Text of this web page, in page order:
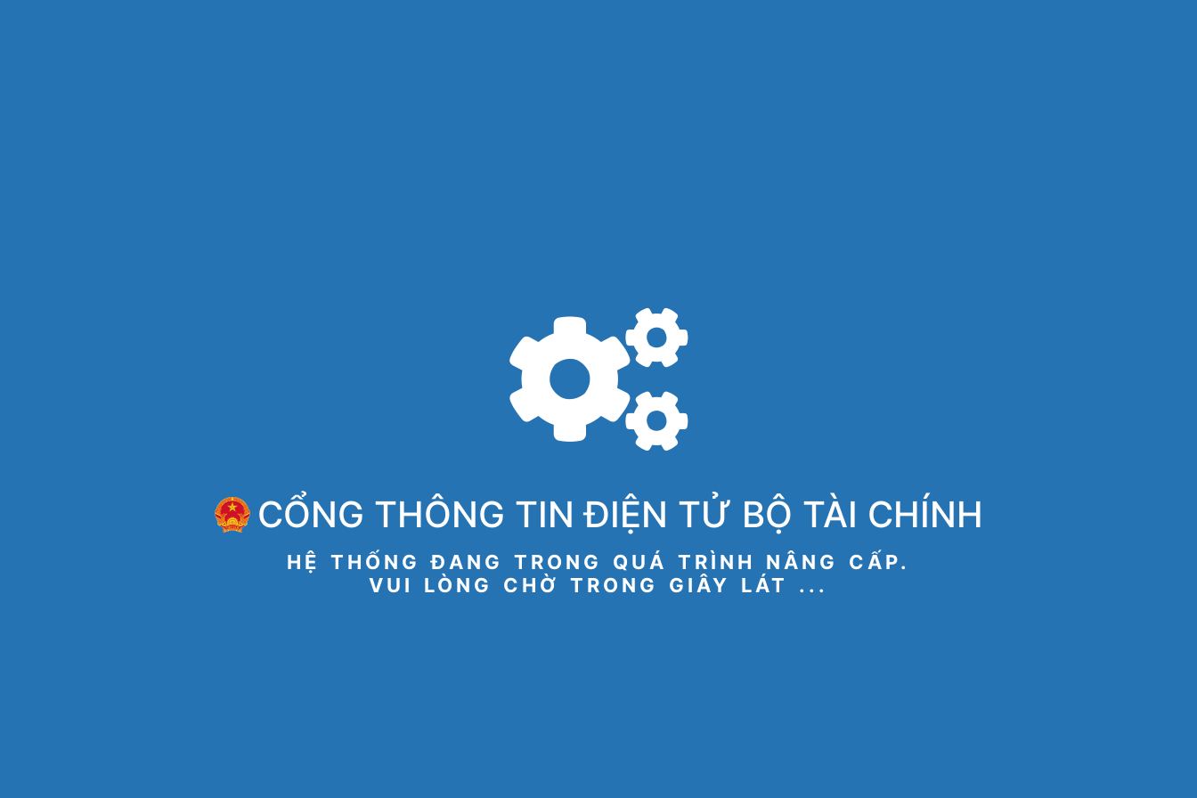
CỔNG THÔNG TIN ĐIỆN TỬ BỘ TÀI CHÍNH
HỆ THỐNG ĐANG TRONG QUÁ TRÌNH NÂNG CẤP.
VUI LÒNG CHỜ TRONG GIÂY LÁT ...